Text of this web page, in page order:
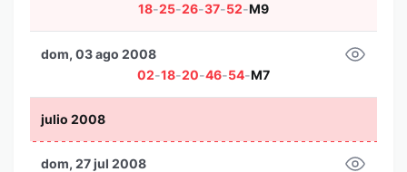
18-25-26-37-52-M9
02-18-20-46-54-M7
dom, 03 ago 2008
julio 2008
dom, 27 jul 2008